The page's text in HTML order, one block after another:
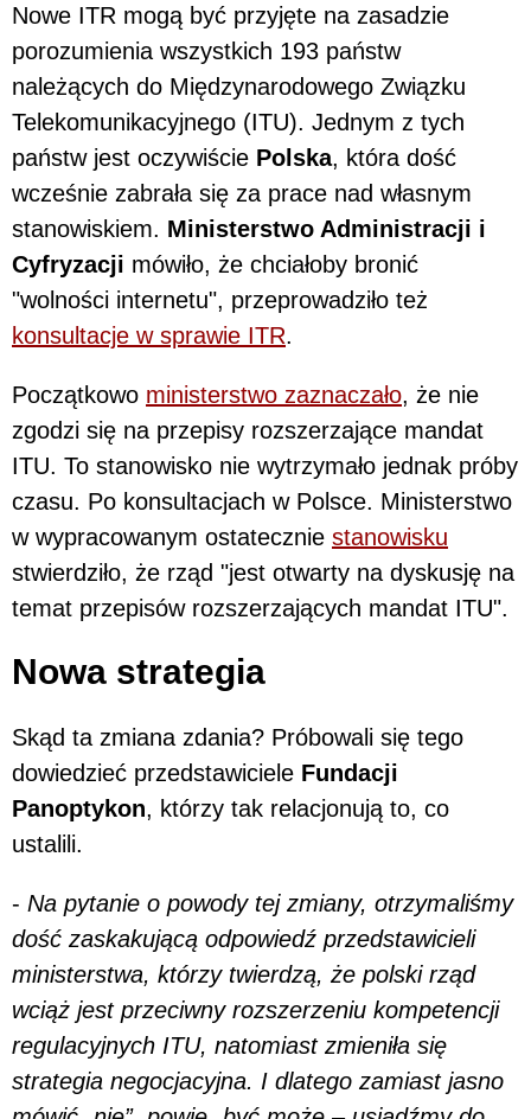
Nowe ITR mogą być przyjęte na zasadzie
porozumienia wszystkich 193 państw
należących do Międzynarodowego Związku
Telekomunikacyjnego (ITU). Jednym z tych
państw jest oczywiście Polska, która dość
wcześnie zabrała się za prace nad własnym
stanowiskiem. Ministerstwo Administracji i
Cyfryzacji mówiło, że chciałoby bronić
"wolności internetu", przeprowadziło też
konsultacje w sprawie ITR.
Początkowo ministerstwo zaznaczało, że nie
zgodzi się na przepisy rozszerzające mandat
ITU. To stanowisko nie wytrzymało jednak próby
czasu. Po konsultacjach w Polsce. Ministerstwo
w wypracowanym ostatecznie stanowisku
stwierdziło, że rząd "jest otwarty na dyskusję na
temat przepisów rozszerzających mandat ITU".
Nowa strategia
Skąd ta zmiana zdania? Próbowali się tego
dowiedzieć przedstawiciele Fundacji
Panoptykon, którzy tak relacjonują to, co
ustalili.
- Na pytanie o powody tej zmiany, otrzymaliśmy
dość zaskakującą odpowiedź przedstawicieli
ministerstwa, którzy twierdzą, że polski rząd
wciąż jest przeciwny rozszerzeniu kompetencji
regulacyjnych ITU, natomiast zmieniła się
strategia negocjacyjna. I dlatego zamiast jasno